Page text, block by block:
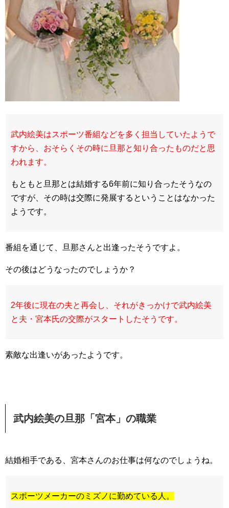
武内絵美はスポーツ番組などを多く担当していたようで
すから、おそらくその時に旦那と知り合ったものだと思
われます。
もともと旦那とは結婚する6年前に知り合ったそうなの
ですが、その時は交際に発展するということはなかった
ようです。
番組を通じて、旦那さんと出逢ったそうですよ。
その後はどうなったのでしょうか？
2年後に現在の夫と再会し、それがきっかけで武内絵美
と夫・宮本氏の交際がスタートしたそうです。
素敵な出逢いがあったようです。
武内絵美の旦那「宮本」の職業
結婚相手である、宮本さんのお仕事は何なのでしょうね。
スポーツメーカーのミズノに勤めている人。